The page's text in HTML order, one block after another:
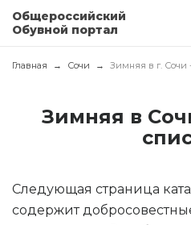
Общероссийский
Обувной портал
Главная Сочи Зимняя в г. Сочи
Зимняя в
Следующая страница
содержит